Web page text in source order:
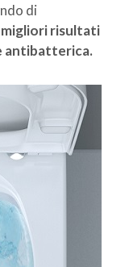
di
migliori risultati
antibatterica.